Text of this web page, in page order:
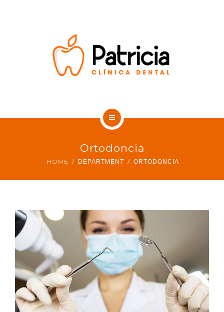
BLOG DENTAL
SOBRE NOSOTROS
BLOG DENTAL
Ortodoncia
HOME DEPARTMENT ORTODONCIA